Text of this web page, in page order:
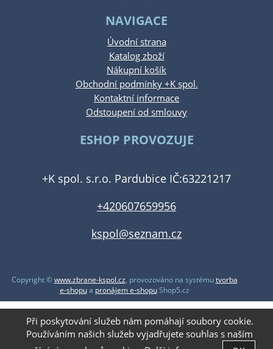
NAVIGACE
Úvodní strana
Katalog zboží
Nákupní košík
Obchodní podmínky +K spol.
Kontaktní informace
Odstoupení od smlouvy
ESHOP PROVOZUJE
+K spol. s.r.o. Pardubice IČ:63221217
+420607659956
kspol@seznam.cz
Copyright ©www.zbrane-kspol.cz, provozováno na systémutvorba
e-shopua pronájem e-shopuShop5.cz
Při poskytování služeb nám pomáhají soubory cookie.
Používáním našich služeb vyjadřujete souhlas s naším